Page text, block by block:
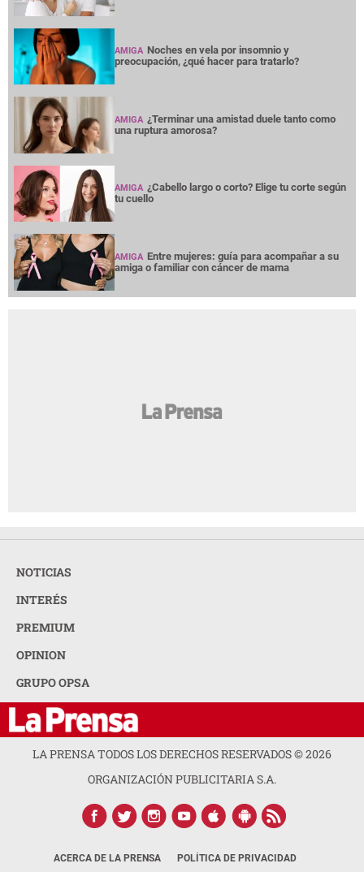
AMIGA Noches en vela por insomnio y
preocupación, ¿qué hacer para tratarlo?
AMIGA ¿Terminar una amistad duele tanto como
una ruptura amorosa?
AMIGA ¿Cabello largo o corto? Elige tu corte según
tu cuello
AMIGA Entre mujeres: guía para acompañar a su
amiga o familiar con cáncer de mama
NOTICIAS
INTERÉS
PREMIUM
OPINION
GRUPO OPSA
LA PRENSA TODOS LOS DERECHOS RESERVADOS ©2026
ORGANIZACIÓN PUBLICITARIA S.A.
ACERCA DE LA PRENSA POLÍTICA DE PRIVACIDAD